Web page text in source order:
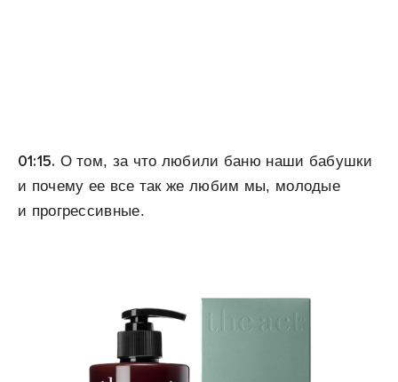
01:15. О том, за что любили баню наши бабушки
и почему ее все так же любим мы, молодые
и прогрессивные.